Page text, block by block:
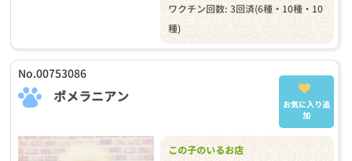
ワクチン回数: 3回済(6種・10種・10
種)
No.00753086
ポメラニアン
お気に入り追
加
この子のいるお店